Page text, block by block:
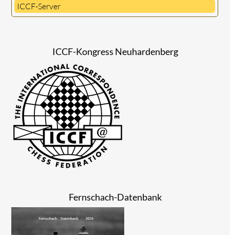
ICCF-Server
ICCF-Kongress Neuhardenberg
Fernschach-Datenbank